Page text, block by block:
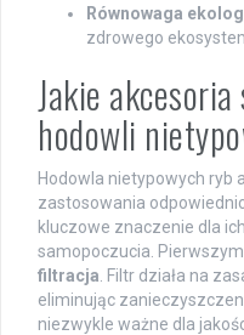
Równowaga
zdrowego
Jakie
hodowli
Hodowla nietypowych ryb
zastosowania
kluczowe znaczenie dla
samopoczucia.
filtracja . Filtr działa na
eliminując
niezwykle ważne dla